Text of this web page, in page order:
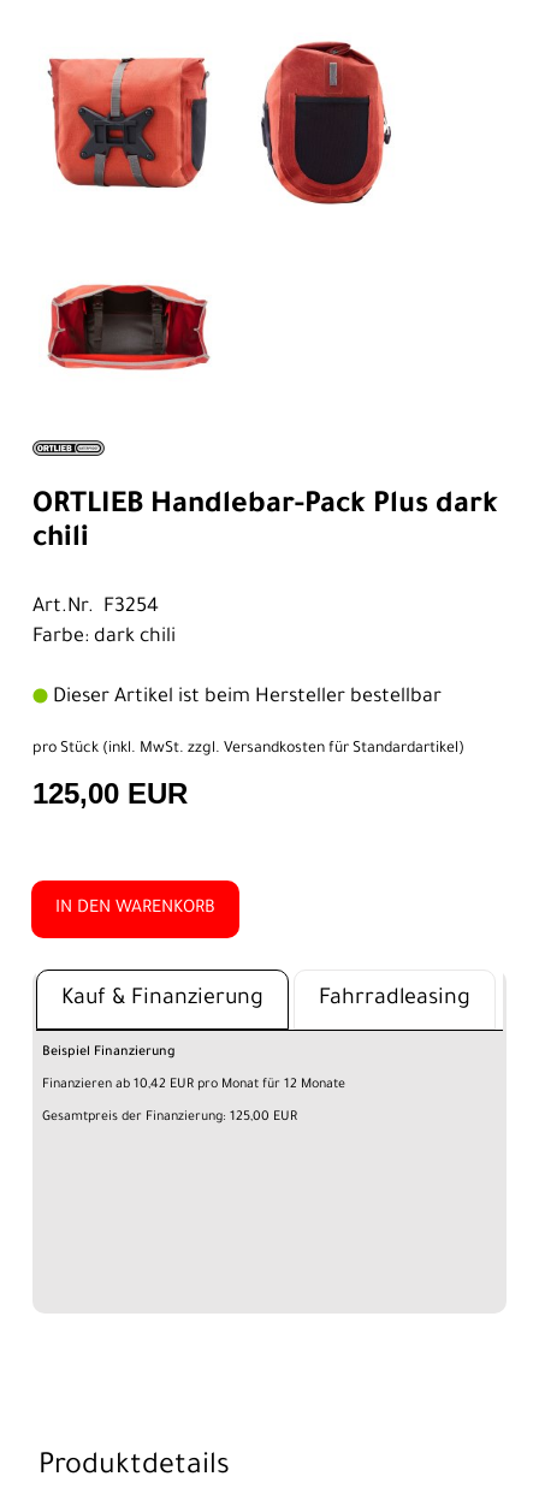
ORTLIEB Handlebar-Pack Plus dark
chili
Art.Nr. F3254
Farbe: dark chili
Dieser Artikel ist beim Hersteller bestellbar
pro Stück (inkl. MwSt. zzgl. Versandkosten für Standardartikel)
125,00 EUR
IN DEN WARENKORB
Kauf & Finanzierung Fahrradleasing
Beispiel Finanzierung
Finanzieren ab 10,42 EUR pro Monat für 12 Monate
Gesamtpreis der Finanzierung: 125,00 EUR
Produktdetails